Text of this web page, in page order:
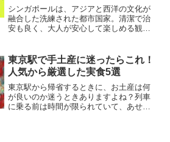
ド
シンガポールは、アジアと西洋の文化が
融合した洗練された都市国家。清潔で治
安も良く、大人が安心して楽しめる観光
ト 大人 観光」をテーマに、落ち着いた時
間を過ごしたい方へ...
東京駅で手土産に迷ったらこれ！
人気から厳選した実食5選
東京駅から帰省するときに、お土産は何
が良いのか迷うときありますよね？列車
に乗る前は時間が限られていて、あせり